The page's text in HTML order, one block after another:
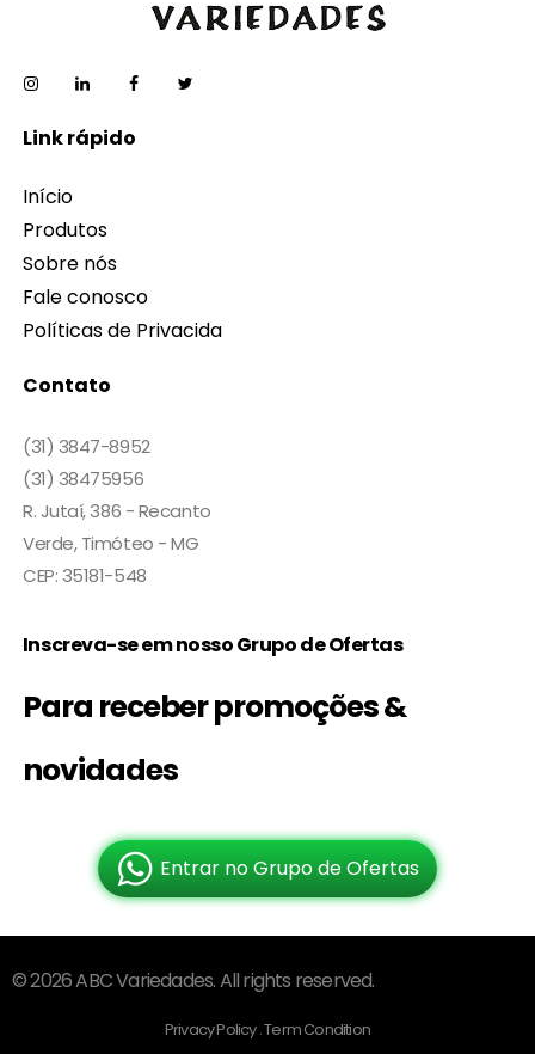
Link rápido
Início
Produtos
Sobre nós
Fale conosco
Políticas de Privacida
Contato
(31) 3847-8952
(31) 38475956
R. Jutaí, 386 - Recanto
Verde, Timóteo - MG
CEP: 35181-548
Inscreva-se em nosso Grupo de Ofertas
Para receber promoções &
novidades
Entrar no Grupo de Ofertas
© 2026 ABC Variedades. All rights reserved.
Privacy Policy . Term Condition